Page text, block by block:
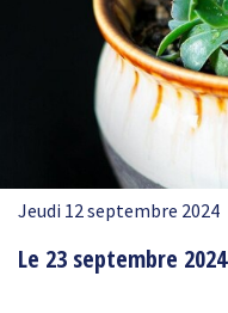
Jeudi 12 septembre 2024
Le 23 septembre 2024